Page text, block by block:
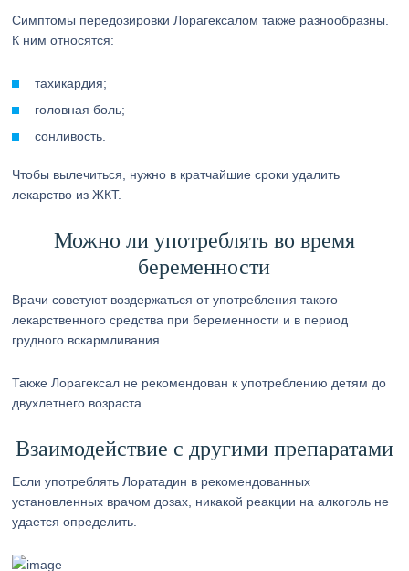
Симптомы передозировки Лорагексалом также разнообразны.
К ним относятся:
тахикардия;
головная боль;
сонливость.
Чтобы вылечиться, нужно в кратчайшие сроки удалить
лекарство из ЖКТ.
Можно ли употреблять во время
беременности
Врачи советуют воздержаться от употребления такого
лекарственного средства при беременности и в период
грудного вскармливания.
Также Лорагексал не рекомендован к употреблению детям до
двухлетнего возраста.
Взаимодействие с другими препаратами
Если употреблять Лоратадин в рекомендованных
установленных врачом дозах, никакой реакции на алкоголь не
удается определить.